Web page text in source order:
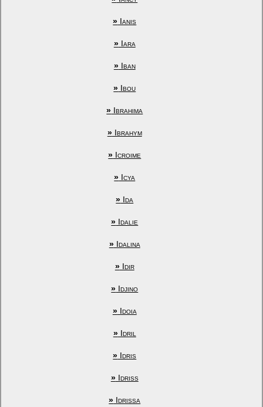
» Ianis
»Iara
»Iban
» Ibou
» Ibrahima
»Ibrahym
» Icroime
» Icya
» Ida
» Idalie
»Idalina
»Idir
» Idjino
»Idoia
»Idril
» Idris
»Idriss
» Idrissa